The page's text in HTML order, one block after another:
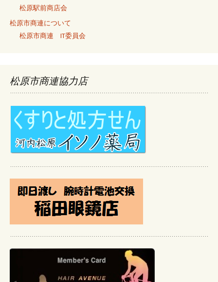
松原駅前商店会
松原市商連について
松原市商連 IT委員会
松原市商連協力店